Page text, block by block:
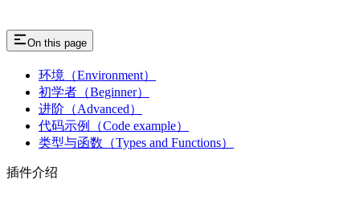
On this page
环境（Environment）
初学者（Beginner）
进阶（Advanced）
代码示例（Code example）
类型与函数（Types and Functions）
插件介绍